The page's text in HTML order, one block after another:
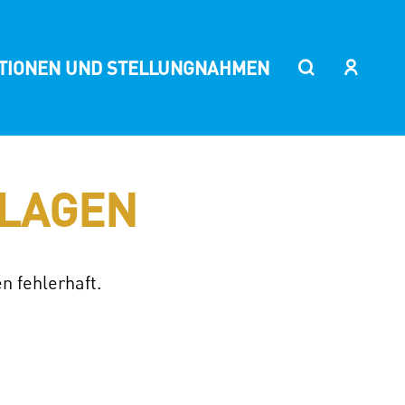
UND STELLUNGNAHMEN
fehlerhaft.